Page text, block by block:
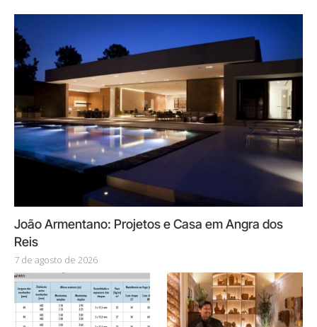
João Armentano: Projetos e Casa em Angra dos
Reis
7 de agosto de 2026